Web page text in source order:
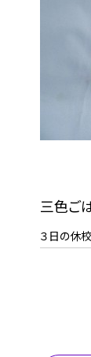
三色ご
３日の休